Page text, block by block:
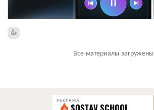
Все материалы загружены
РЕКЛАМА